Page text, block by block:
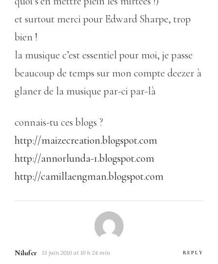
et surtout merci pour Edward Sharpe, trop
bien !
la musique c’est essentiel pour moi, je passe
beaucoup de temps sur mon compte deezer à
glaner de la musique par-ci par-là
connais-tu ces blogs ?
http://maizecreation.blogspot.com
http://annorlunda-1.blogspot.com
http://camillaengman.blogspot.com
Nilufer 13 juin 2010 at 10 h 24 min REPLY